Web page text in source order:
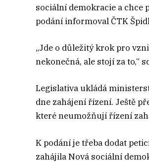
sociální demokracie a chce
podání informoval ČTK
„Jde o důležitý krok pro
nekonečná, ale stojí za to,“
Legislativa ukládá
dne zahájení řízení. Ještě
které neumožňují řízení
K podání je třeba dodat
zahájila Nová sociální